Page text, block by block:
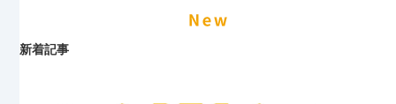
新着記事